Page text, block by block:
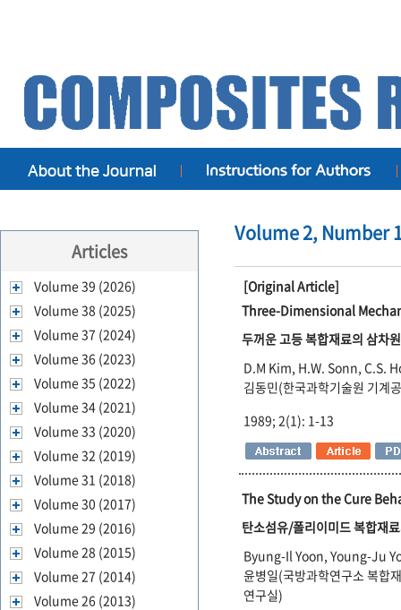
Articles
Volume 39 (2026)
Volume 38 (2025)
Volume 37 (2024)
Volume 36 (2023)
Volume 35 (2022)
Volume 34 (2021)
Volume 33 (2020)
Volume 32 (2019)
Volume 31 (2018)
Volume 30 (2017)
Volume 29 (2016)
Volume 28 (2015)
Volume 27 (2014)
Volume 26 (2013)
Volume 2, Number
[Original Article]
Three-Dimensional
두꺼운 고등 복합재료의 삼차
D.M Kim, H.W. Sonn, C.S.
김동민(한국과학기술원 기계
1989; 2(1): 1-13
The Study on the Cure
탄소섬유/폴리이미드 복합재
Byung-Il Yoon, Young-Ju
윤병일(국방과학연구소 복합
연구실)